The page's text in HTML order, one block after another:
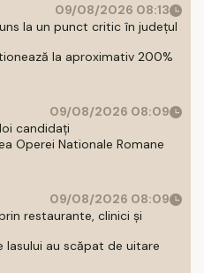
09/08/2026 08:13
la un punct critic în județul
la aproximativ 200%
09/08/2026 08:09
candidați
Operei Nationale Romane
09/08/2026 08:09
restaurante, clinici și
Iasului au scăpat de uitare